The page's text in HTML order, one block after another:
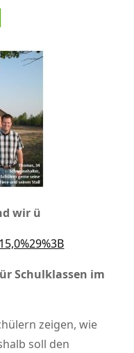
wir ü
Schulklassen im
zeigen, wie
soll den